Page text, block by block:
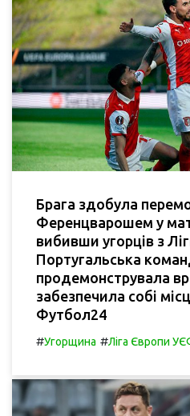
Брага здобула
Ференцварошем у
вибивши угорців з
Португальська
продемонструвала
забезпечила собі
Футбол24
#Угорщина #Ліга Європи